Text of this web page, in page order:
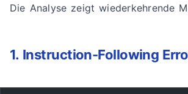
Die Analyse zeigt wiederkehrende
1. Instruction-Following